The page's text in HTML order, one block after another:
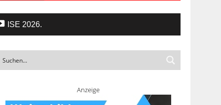
ISE 2026.
Anzeige